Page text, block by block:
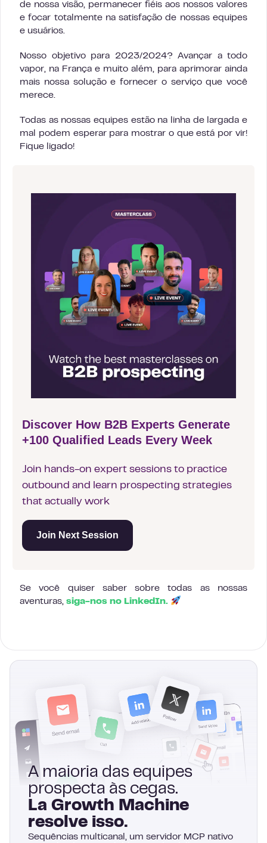
de nossa visão, permanecer fiéis aos nossos valores
e focar totalmente na satisfação de nossas equipes
e usuários.
Nosso objetivo para 2023/2024? Avançar a todo
vapor, na França e muito além, para aprimorar ainda
mais nossa solução e fornecer o serviço que você
merece.
Todas as nossas equipes estão na linha de largada e
mal podem esperar para mostrar o que está por vir!
Fique ligado!
Discover How B2B Experts Generate
+100 Qualified Leads Every Week
Join hands-on expert sessions to practice
outbound and learn prospecting strategies
that actually work
Join Next Session
Se você quiser saber sobre todas as nossas
aventuras, siga-nos no LinkedIn.
A maioria das equipes
prospecta às cegas.
La Growth Machine
resolve isso.
Sequências multicanal, um servidor MCP nativo